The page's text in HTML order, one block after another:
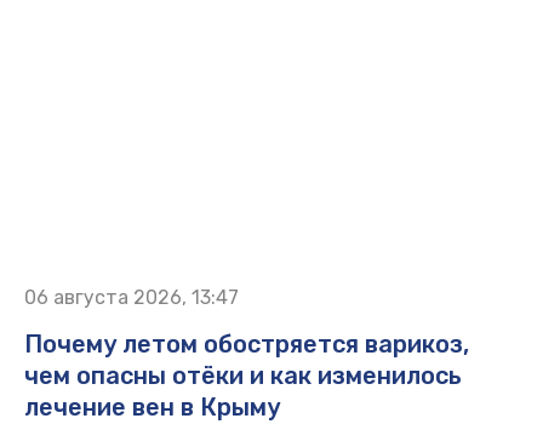
06 августа 2026, 13:47
Почему летом обостряется варикоз,
чем опасны отёки и как изменилось
лечение вен в Крыму